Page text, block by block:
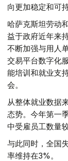
向更加稳定和可
哈萨克斯坦劳动
益于政府近年来
不断加强与用人
交易平台数字化
能培训和就业支
会。
从整体就业数据
态势。今年第一
中受雇员工数量
与此同时，全国
率维持在3%。